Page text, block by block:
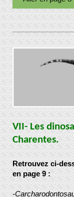
VII- Les
Charentes.
Retrouvez ci-
en page 9 :
-